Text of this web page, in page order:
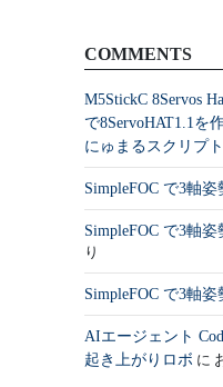
COMMENTS
M5StickC 8Servos
で8ServoHAT1.1を
にゅまるスクリプト
SimpleFOC で3軸
SimpleFOC で3軸
り
SimpleFOC で3軸
AIエージェント
起き上がりロボ に